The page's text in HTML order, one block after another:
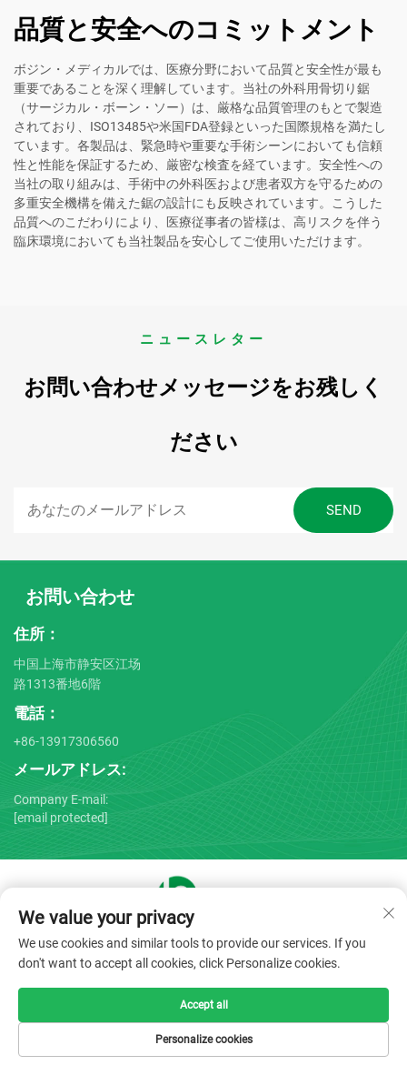
品質と安全へのコミットメント
ボジン・メディカルでは、医療分野において品質と安全性が最も
重要であることを深く理解しています。当社の外科用骨切り鋸
（サージカル・ボーン・ソー）は、厳格な品質管理のもとで製造
されており、ISO13485や米国FDA登録といった国際規格を満たし
ています。各製品は、緊急時や重要な手術シーンにおいても信頼
性と性能を保証するため、厳密な検査を経ています。安全性への
当社の取り組みは、手術中の外科医および患者双方を守るための
多重安全機構を備えた鋸の設計にも反映されています。こうした
品質へのこだわりにより、医療従事者の皆様は、高リスクを伴う
臨床環境においても当社製品を安心してご使用いただけます。
ニュースレター
お問い合わせメッセージをお残しく
ださい
お問い合わせ
住所：
中国上海市静安区江场
路1313番地6階
電話：
+86-13917306560
メールアドレス:
Company E-mail:
[email protected]
Copyright © 2025 by Shanghai Bojin Medical Instrument Co.,
Ltd. - プライバシーポリシー
We value your privacy
We use cookies and similar tools to provide our services. If you
don't want to accept all cookies, click Personalize cookies.
Personalize cookies
Accept all